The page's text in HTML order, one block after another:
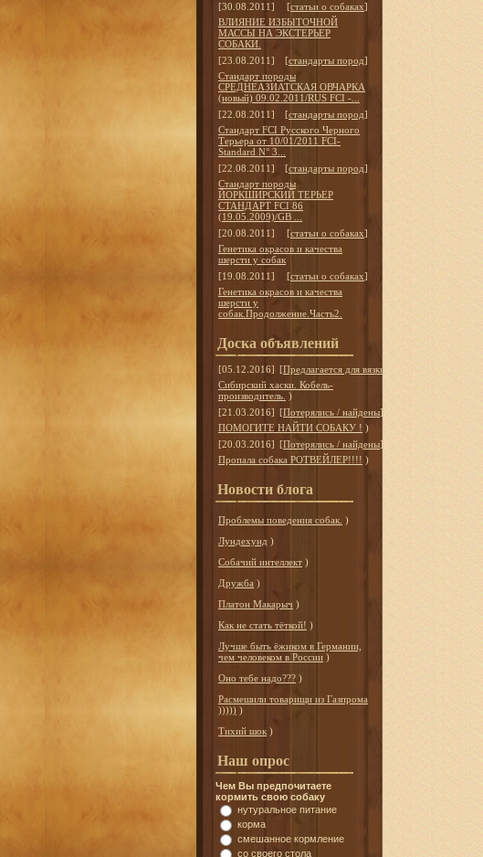
[30.08.2011]
[статьи о собаках]
ВЛИЯНИЕ ИЗБЫТОЧНОЙ
МАССЫ НА ЭКСТЕРЬЕР
СОБАКИ.
[23.08.2011]
[стандарты пород]
Стандарт породы
СРЕДНЕАЗИАТСКАЯ ОВЧАРКА
(новый) 09.02.2011/RUS FCI -...
[22.08.2011]
[стандарты пород]
Стандарт FCI Русского Черного
Терьера от 10/01/2011 FCI-
Standard N° 3...
[22.08.2011]
[стандарты пород]
Стандарт породы
ЙОРКШИРСКИЙ ТЕРЬЕР
СТАНДАРТ FCI 86
(19.05.2009)/GB ...
[20.08.2011]
[статьи о собаках]
Генетика окрасов и качества
шерсти у собак
[19.08.2011]
[статьи о собаках]
Генетика окрасов и качества
шерсти у
собак.Продолжение.Часть2.
Доска объявлений
[05.12.2016] [Предлагается для вязки
Сибирский хаски. Кобель-
производитель. )
[21.03.2016] [Потерялись / найдены]
ПОМОГИТЕ НАЙТИ СОБАКУ ! )
[20.03.2016] [Потерялись / найдены]
Пропала собака РОТВЕЙЛЕР!!!! )
Новости блога
Проблемы поведения собак. )
Лундехунд )
Собачий интеллект )
Дружба )
Платон Макарыч )
Как не стать тёткой! )
Лучше быть ёжиком в Германии,
чем человеком в России )
Оно тебе надо??? )
Расмешили товарищи из Газпрома
))))) )
Тихий шок )
Наш опрос
Чем Вы предпочитаете
кормить свою собаку
нутуральное питание
корма
смешанное кормление
со своего стола